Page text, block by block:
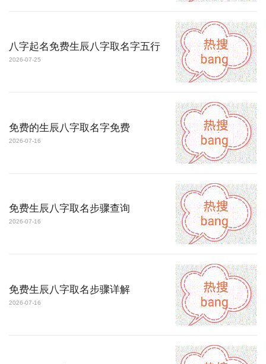
八字起名免费生辰八字取名字五行
2026-07-25
免费的生辰八字取名字免费
2026-07-16
免费生辰八字取名步骤查询
2026-07-16
免费生辰八字取名步骤详解
2026-07-16